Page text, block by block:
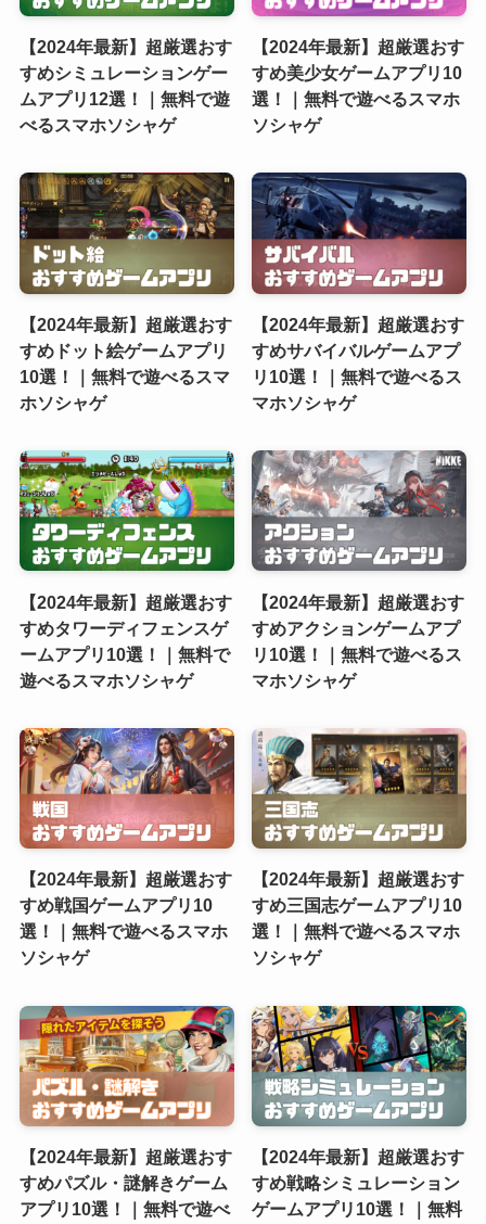
【2024年最新】超厳選おす
すめシミュレーションゲー
ムアプリ12選！｜無料で遊
べるスマホソシャゲ
【2024年最新】超厳選おす
すめ美少女ゲームアプリ10
選！｜無料で遊べるスマホ
ソシャゲ
【2024年最新】超厳選おす
すめドット絵ゲームアプリ
10選！｜無料で遊べるスマ
ホソシャゲ
【2024年最新】超厳選おす
すめサバイバルゲームアプ
リ10選！｜無料で遊べるス
マホソシャゲ
【2024年最新】超厳選おす
すめタワーディフェンスゲ
ームアプリ10選！｜無料で
遊べるスマホソシャゲ
【2024年最新】超厳選おす
すめアクションゲームアプ
リ10選！｜無料で遊べるス
マホソシャゲ
【2024年最新】超厳選おす
すめ戦国ゲームアプリ10
選！｜無料で遊べるスマホ
ソシャゲ
【2024年最新】超厳選おす
すめ三国志ゲームアプリ10
選！｜無料で遊べるスマホ
ソシャゲ
【2024年最新】超厳選おす
すめパズル・謎解きゲーム
アプリ10選！｜無料で遊べ
【2024年最新】超厳選おす
すめ戦略シミュレーション
ゲームアプリ10選！｜無料